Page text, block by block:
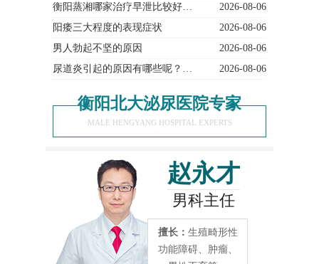
2026-08-06
衡阳蒸湘哪家治疗早泄比较好…
2026-08-06
阳痿三大程度的表现症状
2026-08-06
男人勃起不坚的原因
2026-08-06
尿道炎引起的原因有哪些呢？…
衡阳北大泌尿医院专家
MALE HENGYANG HOSPITAL EXPERTS
赵永才
男科主任
擅长： 生殖畸形性
功能障碍、肿瘤、